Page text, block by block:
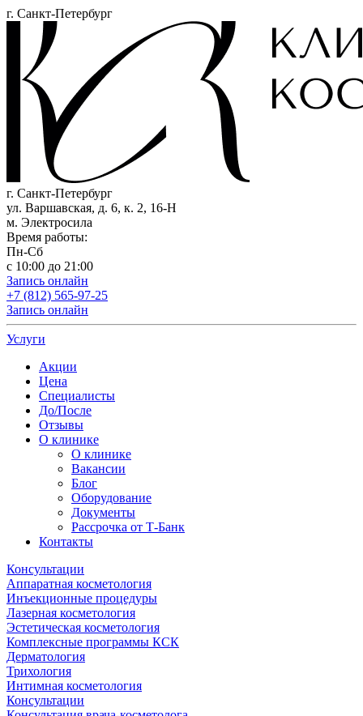
г. Санкт-Петербург
г. Санкт-Петербург
ул. Варшавская, д. 6, к. 2, 16-Н
м. Электросила
Время работы:
Пн-Сб
с 10:00 до 21:00
Запись онлайн
+7 (812) 565-97-25
Запись онлайн
Услуги
Акции
Цена
Специалисты
До/После
Отзывы
О клинике
О клинике
Вакансии
Блог
Оборудование
Документы
Рассрочка от Т-Банк
Контакты
Консультации
Аппаратная косметология
Инъекционные процедуры
Лазерная косметология
Эстетическая косметология
Комплексные программы КСК
Дерматология
Трихология
Интимная косметология
Консультации